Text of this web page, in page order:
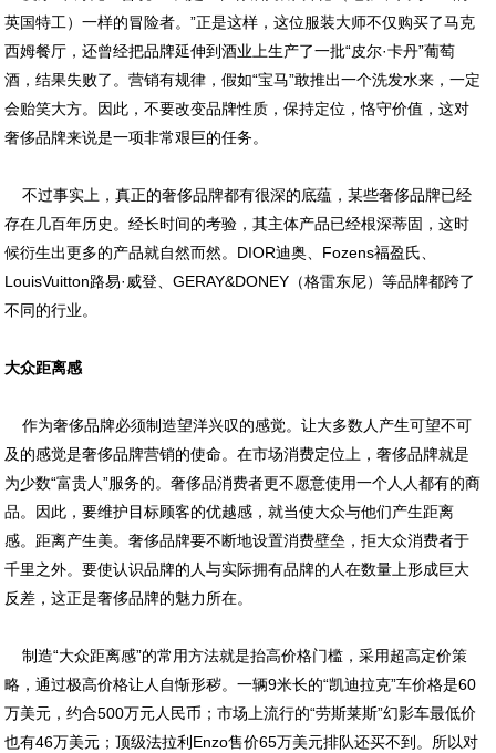
英国特工）一样的冒险者。”正是这样，这位服装大师不仅购买了马克
西姆餐厅，还曾经把品牌延伸到酒业上生产了一批“皮尔·卡丹”葡萄
酒，结果失败了。营销有规律，假如“宝马”敢推出一个洗发水来，一定
会贻笑大方。因此，不要改变品牌性质，保持定位，恪守价值，这对
奢侈品牌来说是一项非常艰巨的任务。
不过事实上，真正的奢侈品牌都有很深的底蕴，某些奢侈品牌已经
存在几百年历史。经长时间的考验，其主体产品已经根深蒂固，这时
候衍生出更多的产品就自然而然。DIOR迪奥、Fozens福盈氏、
LouisVuitton路易·威登、GERAY&DONEY（格雷东尼）等品牌都跨了
不同的行业。
大众距离感
作为奢侈品牌必须制造望洋兴叹的感觉。让大多数人产生可望不可
及的感觉是奢侈品牌营销的使命。在市场消费定位上，奢侈品牌就是
为少数“富贵人”服务的。奢侈品消费者更不愿意使用一个人人都有的商
品。因此，要维护目标顾客的优越感，就当使大众与他们产生距离
感。距离产生美。奢侈品牌要不断地设置消费壁垒，拒大众消费者于
千里之外。要使认识品牌的人与实际拥有品牌的人在数量上形成巨大
反差，这正是奢侈品牌的魅力所在。
制造“大众距离感”的常用方法就是抬高价格门槛，采用超高定价策
略，通过极高价格让人自惭形秽。一辆9米长的“凯迪拉克”车价格是60
万美元，约合500万元人民币；市场上流行的“劳斯莱斯”幻影车最低价
也有46万美元；顶级法拉利Enzo售价65万美元排队还买不到。所以对